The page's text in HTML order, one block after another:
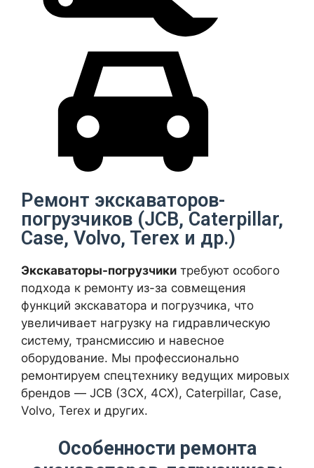
Ремонт экскаваторов-
погрузчиков (JCB, Caterpillar,
Case, Volvo, Terex и др.)
Экскаваторы-погрузчики требуют особого
подхода к ремонту из-за совмещения
функций экскаватора и погрузчика, что
увеличивает нагрузку на гидравлическую
систему, трансмиссию и навесное
оборудование. Мы профессионально
ремонтируем спецтехнику ведущих мировых
брендов — JCB (3CX, 4CX), Caterpillar, Case,
Volvo, Terex и других.
Особенности ремонта
Калькулятор расчета
стоимости металлолома
Выберите тип лома